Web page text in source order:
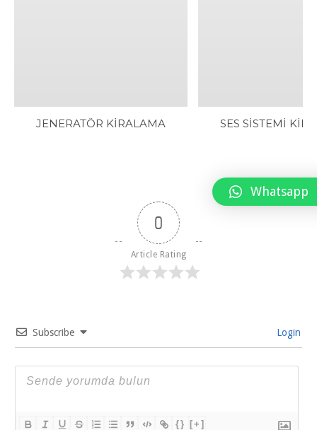
JENERATÖR KİRALAMA SES SİSTEMİ
0
Article Rating
Subscribe Login
{} [+]
Whatsapp